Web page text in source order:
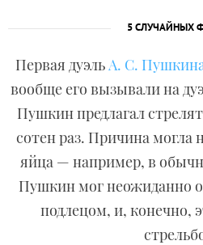
5 СЛУЧАЙНЫХ
Первая дуэльА. С.
вообще его вызывали на
Пушкин предлагал
сотен раз. Причина могла
яйца — например, в
Пушкин мог неожиданно
подлецом, и, конечно,